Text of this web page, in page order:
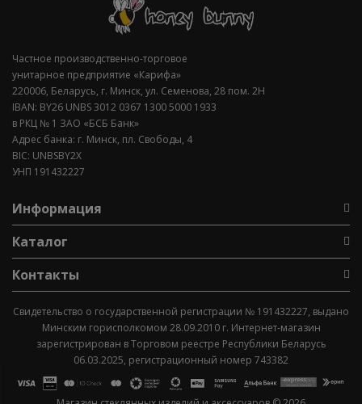
Частное производственно-торговое
унитарное предприятие «Карифа»
220006, Беларусь, г. Минск, ул. Семенова, 28 пом. 2Н
IBAN: BY26 UNBS 3012 0367 1300 5000 1933
в РКЦ № 1 ЗАО «БСБ Банк»
Адрес банка: г. Минск, пл. Свободы, 4
BIC: UNBSBY2X
УНП 191432227
Информация
Каталог
Контакты
Свидетельство о государственной регистрации № 191432227, выдано
Минским горисполкомом 28.09.2010 г. Интернет-магазин
зарегистрирован в Торговом реестре Республики Беларусь
06.03.2025, регистрационный номер 743382